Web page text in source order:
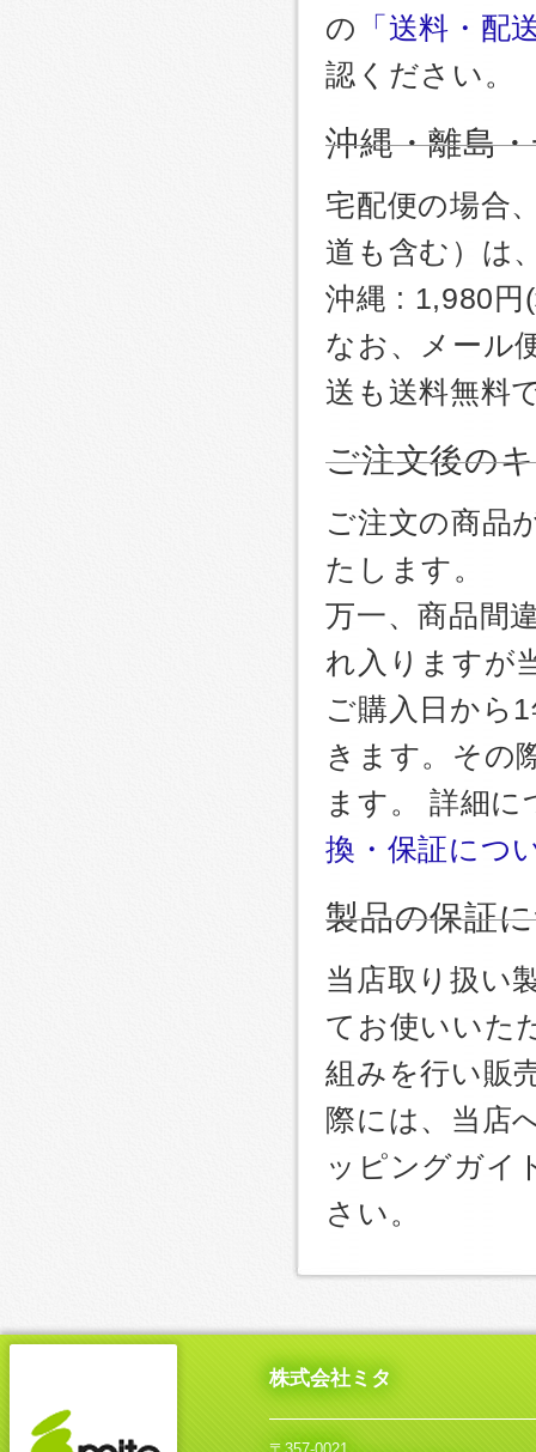
の
「送料・配
認ください。
沖縄・離島
宅配便の場合
道も含む）は
沖縄 : 1,980円
なお、メール
送も送料無料
ご注文後の
ご注文の商品
たします。
万一、商品間
れ入りますが
ご購入日から
きます。その
ます。 詳細
換・保証につ
製品の保証
当店取り扱い
てお使いいた
組みを行い販
際には、当店
ッピングガイ
さい。
株式会社ミタ